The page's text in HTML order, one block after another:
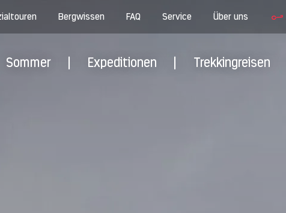
Bergwissen FAQ Service Über uns
Sommer Expeditionen Trekkingreisen